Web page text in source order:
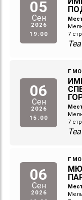
05
Сен
2026
19:00
7
06
Сен
2026
15:00
Г
7
06
Сен
2026
Г